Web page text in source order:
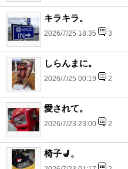
キラキラ。
2026/7/25 18:35 3
しらんまに。
2026/7/25 00:19 2
愛されて。
2026/7/23 23:00 2
椅子💺。